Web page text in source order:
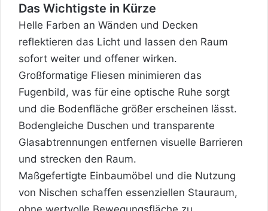
Das Wichtigste in Kürze
Helle Farben an Wänden und Decken
reflektieren das Licht und lassen den Raum
sofort weiter und offener wirken.
Großformatige Fliesen minimieren das
Fugenbild, was für eine optische Ruhe sorgt
und die Bodenfläche größer erscheinen lässt.
Bodengleiche Duschen und transparente
Glasabtrennungen entfernen visuelle Barrieren
und strecken den Raum.
Maßgefertigte Einbaumöbel und die Nutzung
von Nischen schaffen essenziellen Stauraum,